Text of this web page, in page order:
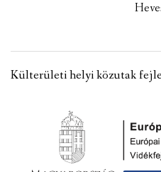
Külterületi helyi közutak